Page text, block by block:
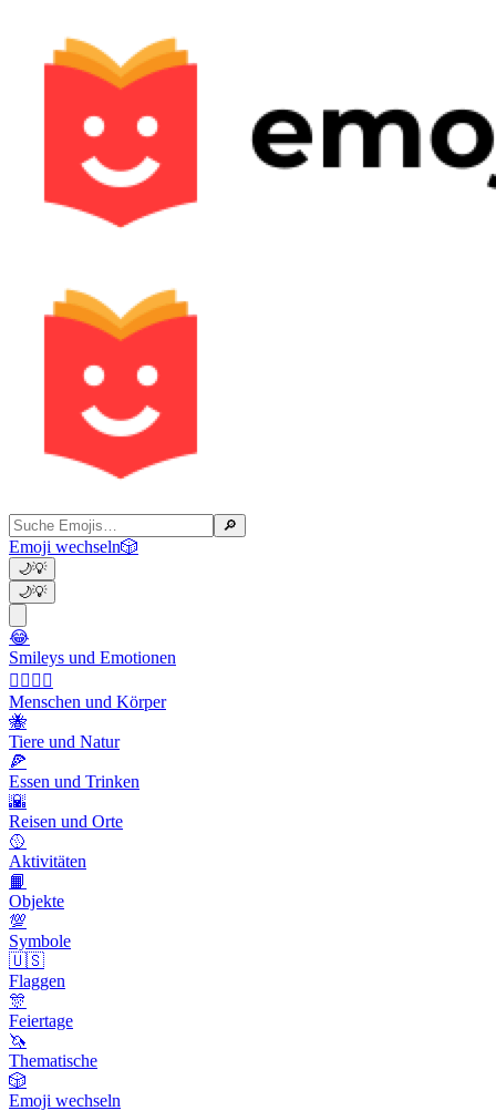
🔎
Emoji wechseln🎲
🌙💡
🌙💡
😂
Smileys und Emotionen
👩‍❤️‍💋‍👨
Menschen und Körper
🐝
Tiere und Natur
🍕
Essen und Trinken
🌇
Reisen und Orte
🥎
Aktivitäten
📙
Objekte
💯
Symbole
🇺🇸
Flaggen
🎊
Feiertage
🦄
Thematische
🎲
Emoji wechseln